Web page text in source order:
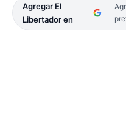
Agregar El
Libertador en